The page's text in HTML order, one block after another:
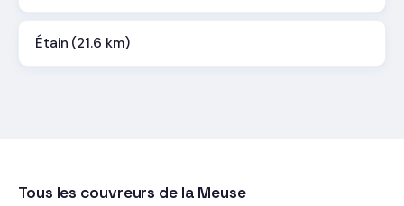
Étain (21.6 km)
Tous les couvreurs de la Meuse